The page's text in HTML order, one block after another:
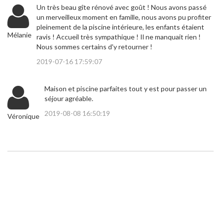
Mélanie
Un très beau gîte rénové avec goût ! Nous avons passé
un merveilleux moment en famille, nous avons pu profiter
pleinement de la piscine intérieure, les enfants étaient
ravis ! Accueil très sympathique ! Il ne manquait rien !
Nous sommes certains d'y retourner !
2019-07-16 17:59:07
Véronique
Maison et piscine parfaites tout y est pour passer un
séjour agréable.
2019-08-08 16:50:19